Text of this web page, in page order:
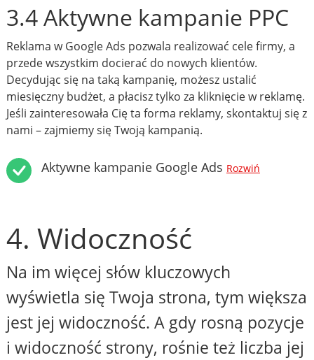
3.4 Aktywne kampanie PPC
Reklama w Google Ads pozwala realizować cele firmy, a
przede wszystkim docierać do nowych klientów.
Decydując się na taką kampanię, możesz ustalić
miesięczny budżet, a płacisz tylko za kliknięcie w reklamę.
Jeśli zainteresowała Cię ta forma reklamy, skontaktuj się z
nami – zajmiemy się Twoją kampanią.
Aktywne kampanie Google Ads Rozwiń
4. Widoczność
Na im więcej słów kluczowych
wyświetla się Twoja strona, tym większa
jest jej widoczność. A gdy rosną pozycje
i widoczność strony, rośnie też liczba jej